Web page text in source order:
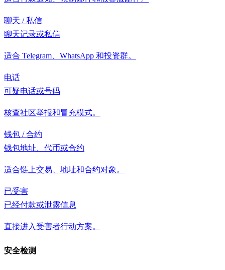
聊天 / 私信
聊天记录或私信
适合 Telegram、WhatsApp 和投资群。
电话
可疑电话或号码
核查社区举报和冒充模式。
钱包 / 合约
钱包地址、代币或合约
适合链上交易、地址和合约对象。
已受害
已经付款或泄露信息
直接进入受害者行动方案。
安全检测